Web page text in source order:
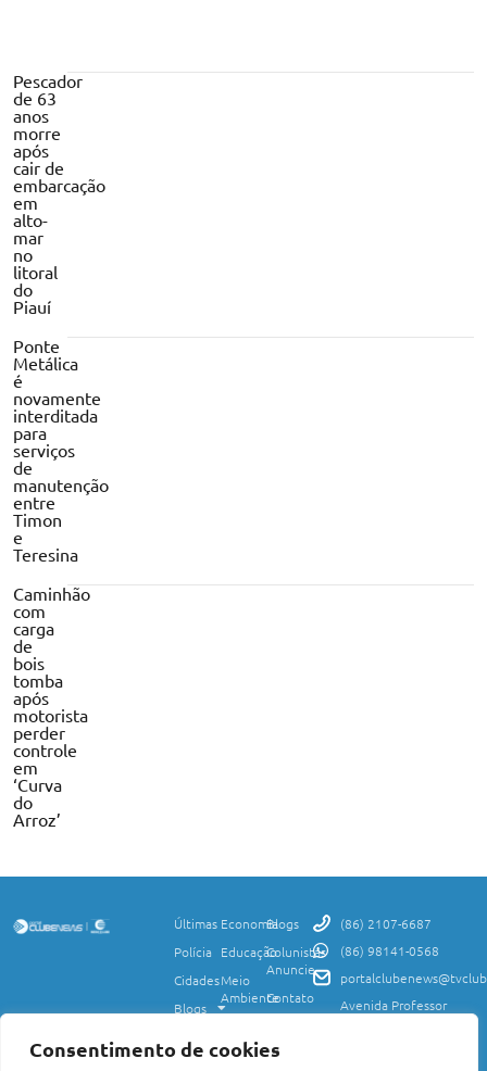
Consentimento de cookies
Pescador
de 63
anos
morre
após
cair de
embarcação
em
alto-
mar
no
litoral
do
Piauí
Ponte
Metálica
é
novamente
interditada
para
serviços
de
manutenção
entre
Timon
e
Teresina
Caminhão
com
carga
de
bois
tomba
após
motorista
perder
controle
em
‘Curva
do
Arroz’
Últimas
Polícia
Cidades
Blogs
Economia
Educação
Meio
Ambiente
Saúde
Blogs
Colunistas
Anuncie
Contato
(86) 2107-6687
(86) 98141-0568
Avenida Professor